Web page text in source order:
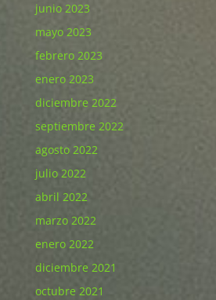
junio 2023
mayo 2023
febrero 2023
enero 2023
diciembre 2022
septiembre 2022
agosto 2022
julio 2022
abril 2022
marzo 2022
enero 2022
diciembre 2021
octubre 2021